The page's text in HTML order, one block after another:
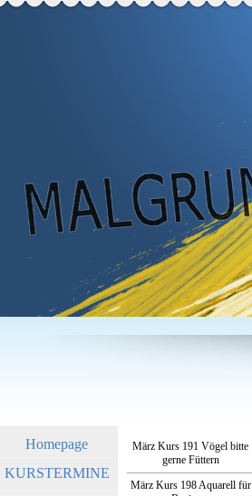
Homepage
KURSTERMINE
März Kurs 191 Vögel bitte
gerne Füttern
März Kurs 198 Aquarell für